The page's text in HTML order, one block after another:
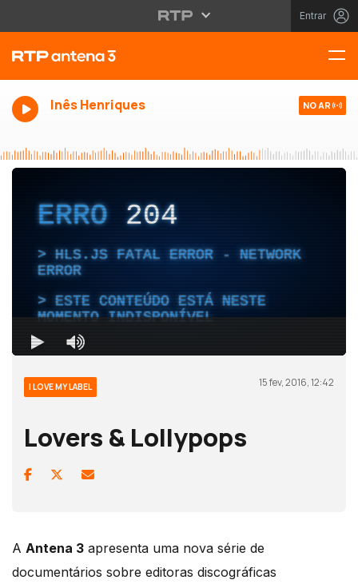
Entrar
Inês Henriques NO AR
I LOVE MY LABEL 15 fev, 2016, 12:42
Lovers & Lollypops
A Antena 3 apresenta uma nova série de
documentários sobre editoras discográficas